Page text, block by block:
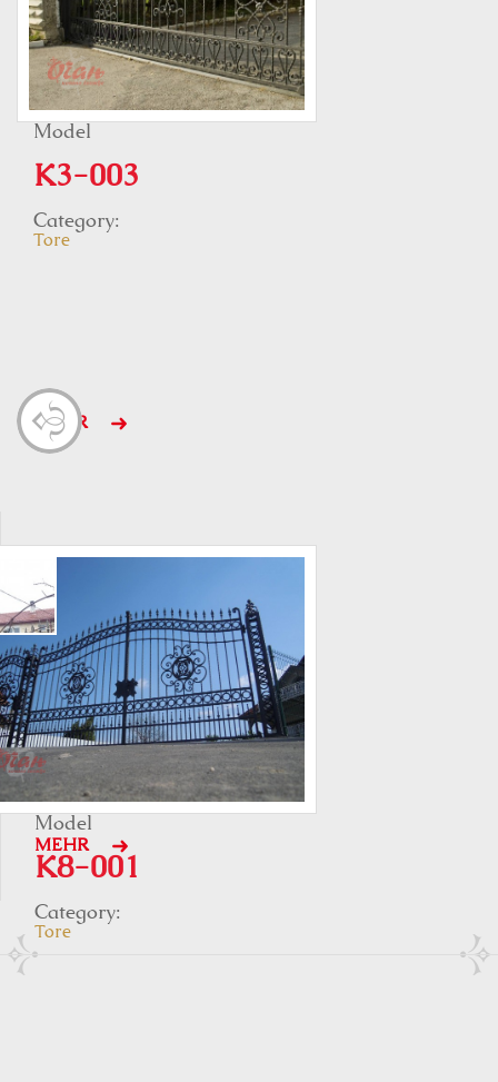
Model
K3-003
Category:
Tore
MEHR
Model
K8-001
Category:
Tore
MEHR